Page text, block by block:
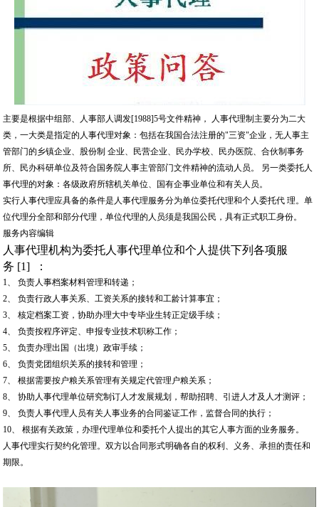
主要是根据中组部、人事部人调发[1988]5号文件精神， 人事代理制主要分为二大
类，一大类是指定的人事代理对象：包括在我国合法注册的"三资"企业，无人事主
管部门的乡镇企业、股份制 企业、民营企业、民办学校、民办医院、合伙制事务
所、民办科研单位及符合国务院人事主管部门文件精神的流动人员。 另一类委托人
事代理的对象：各级政府所辖机关单位、国有企事业单位和有关人员。
实行人事代理应具备的条件是人事代理服务分为单位委托代理和个人委托代 理。单
位代理分全部和部分代理，单位代理的人员须是我国公民，具有正式职工身份。
服务内容编辑
人事代理机构为委托人事代理单位和个人提供下列各项服
务 [1] ：
1、 负责人事档案材料管理和转递；
2、 负责行政人事关系、工资关系的接转和工龄计算事宜；
3、 核定档案工资，协助办理大中专毕业生转正定级手续；
4、 负责按程序评定、申报专业技术职称工作；
5、 负责办理出国（出境）政审手续；
6、 负责党团组织关系的接转和管理；
7、 根据需要按户粮关系管理有关规定代管理户粮关系；
8、 协助人事代理单位研究制订人才发展规划，帮助招聘、引进人才及人才测评；
9、 负责人事代理人员有关人事业务的合同鉴证工作，监督合同的执行；
10、 根据有关政策，办理代理单位和委托个人提出的其它人事方面的业务服务。
人事代理实行契约化管理。双方以合同形式明确各自的权利、义务、承担的责任和
期限。